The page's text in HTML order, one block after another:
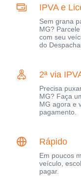
IPVA e
Sem grana
MG?
com seu
do
2ª via
Precisa
MG? Faça
MG agora e
pagamento.
Rápido
Em poucos
veículo,
pagar.